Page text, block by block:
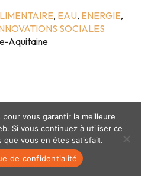
, EAU, ENERGIE,
SOCIALES
Aquitaine
confidentialité
vous garantir la meilleure
Si vous continuez à utiliser ce
que vous en êtes satisfait.
de confidentialité